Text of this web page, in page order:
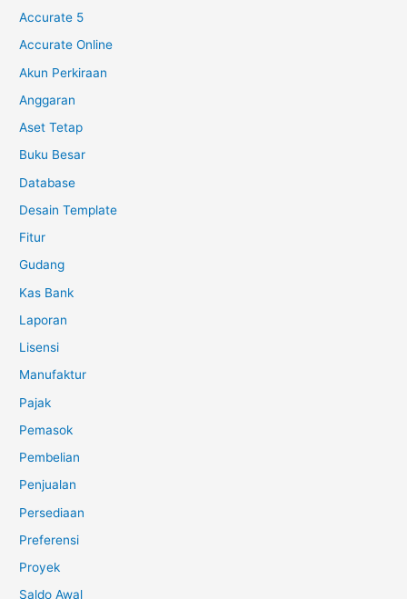
Accurate 5
Accurate Online
Akun Perkiraan
Anggaran
Aset Tetap
Buku Besar
Database
Desain Template
Fitur
Gudang
Kas Bank
Laporan
Lisensi
Manufaktur
Pajak
Pemasok
Pembelian
Penjualan
Persediaan
Preferensi
Proyek
Saldo Awal